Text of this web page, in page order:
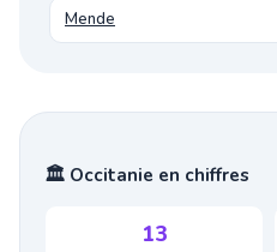
Mende
🏛️ Occitanie en chiffres
13